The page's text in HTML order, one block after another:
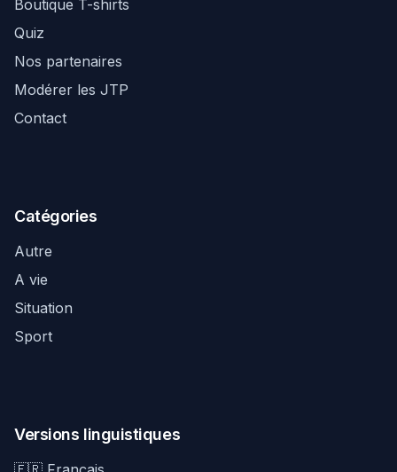
Boutique T-shirts
Quiz
Nos partenaires
Modérer les JTP
Contact
Catégories
Autre
A vie
Situation
Sport
Versions linguistiques